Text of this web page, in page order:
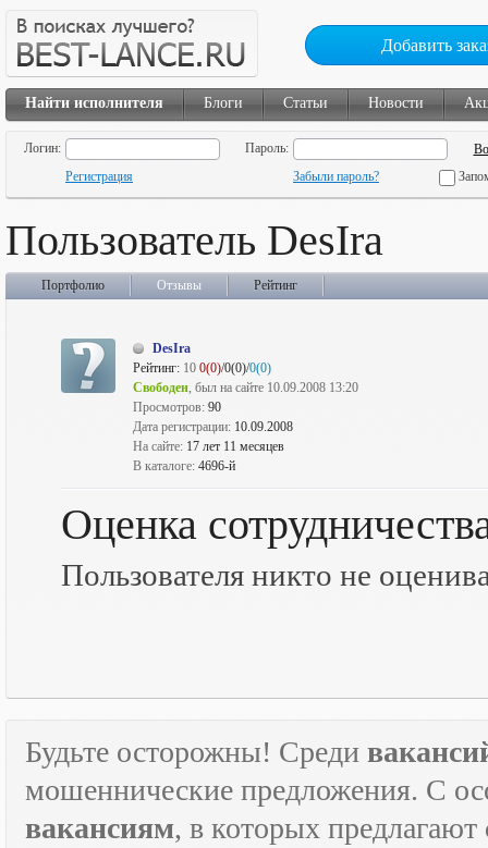
Добавить
Найти исполнителя Блоги Статьи Новости
Логин:
Пароль:
Регистрация
Забыли пароль?
Пользователь DesIra
Портфолио Отзывы Рейтинг
DesIra
Рейтинг: 10 0(0)/0(0)/0(0)
Свободен, был на сайте 10.09.2008 13:20
Просмотров: 90
Дата регистрации: 10.09.2008
На сайте: 17 лет 11 месяцев
В каталоге: 4696-й
Оценка
Пользователя никто не
Будьте осторожны! Среди
мошеннические предложения. С
вакансиям, в которых предлагают